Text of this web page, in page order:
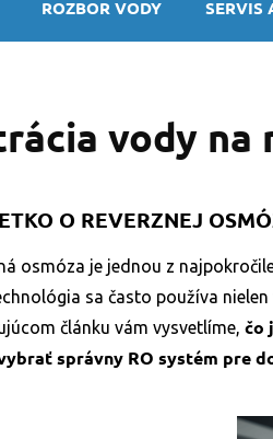
ROZBOR VODY SERVIS
vody na
O REVERZNEJ
osmóza je jednou z
sa často používa
článku vám vysvetlíme, čo
správny RO systém pre